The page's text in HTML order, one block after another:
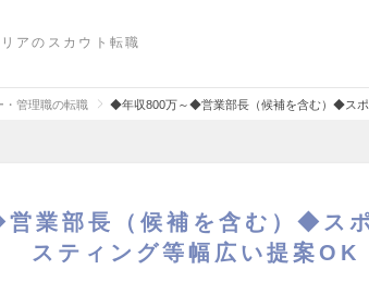
アのスカウト転職
・管理職の転職 ◆年収800万～◆営業部長（候補を含む）◆スポ
業部長（候補を含む）◆ス
スティング等幅広い提案OK